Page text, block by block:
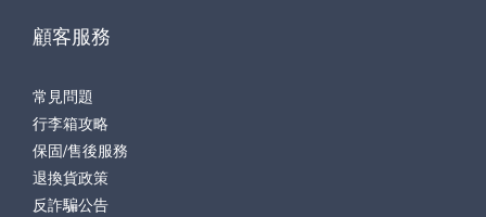
顧客服務
常見問題
行李箱攻略
保固/售後服務
退換貨政策
反詐騙公告